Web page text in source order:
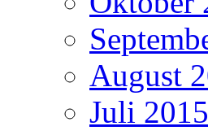
August
Juli 2015